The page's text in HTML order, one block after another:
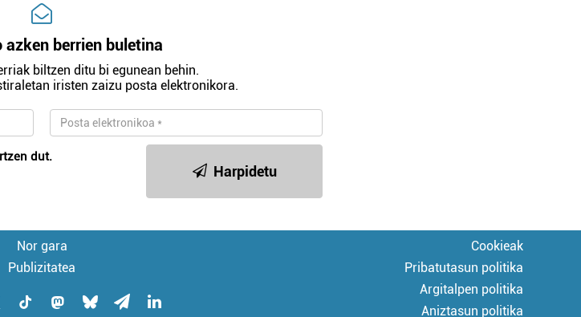
azken berrien buletina
biltzen ditu bi egunean behin.
iristen zaizu posta elektronikora.
dut.
Harpidetu
Nor gara
Publizitatea
Cookieak
Pribatutasun politika
Argitalpen politika
Aniztasun politika